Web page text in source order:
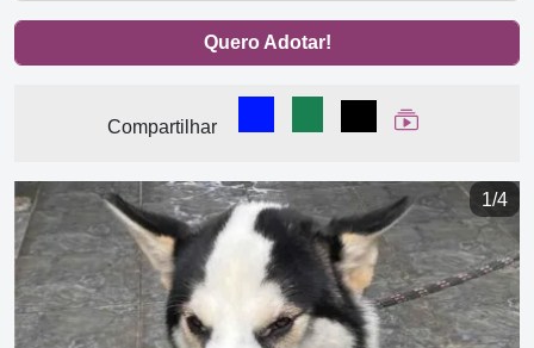
Quero Adotar!
Compartilhar
Compartilhar no Facebook
Compartilhar no
Compartilhar
Ver Web Story
1/4